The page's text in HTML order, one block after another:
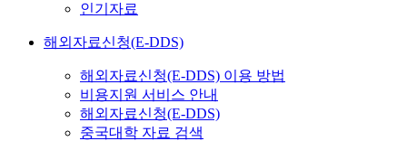
인기자료
해외자료신청(E-DDS)
해외자료신청(E-DDS) 이용 방법
비용지원 서비스 안내
해외자료신청(E-DDS)
중국대학 자료 검색